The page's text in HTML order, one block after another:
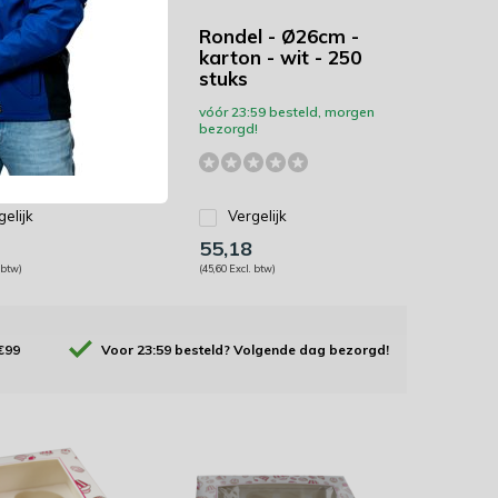
- Ø22cm -
- wit - 250
besteld, morgen
btw)
Rondel - Ø26cm -
karton - wit - 250
stuks
vóór 23:59 besteld, morgen
bezorgd!
Vergelijk
55,18
(45,60 Excl. btw)
Voor 23:59 besteld? Volgende dag bezorgd!